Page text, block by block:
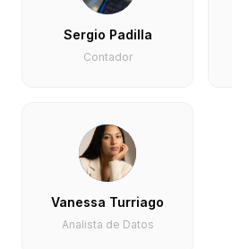
Sergio Padilla
Contador
Vanessa Turriago
Analista de Datos